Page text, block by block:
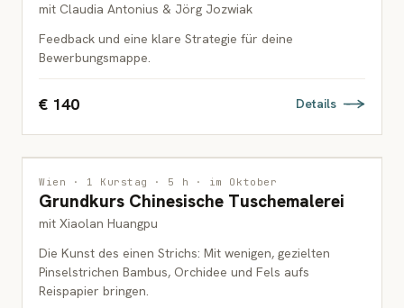
mit Claudia Antonius & Jörg Jozwiak
Feedback und eine klare Strategie für deine
Bewerbungsmappe.
€ 140 Details
MALEREI
ERWACHSENE
Wien · 1 Kurstag · 5 h · im Oktober
Grundkurs Chinesische Tuschemalerei
mit Xiaolan Huangpu
Die Kunst des einen Strichs: Mit wenigen, gezielten
Pinselstrichen Bambus, Orchidee und Fels aufs
Reispapier bringen.